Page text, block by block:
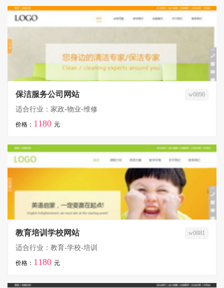
保洁服务公司网站 w0890
适合行业：家政-物业-维修
价格： 1180 元
教育培训学校网站 w0881
适合行业：教育-学校-培训
价格： 1180 元